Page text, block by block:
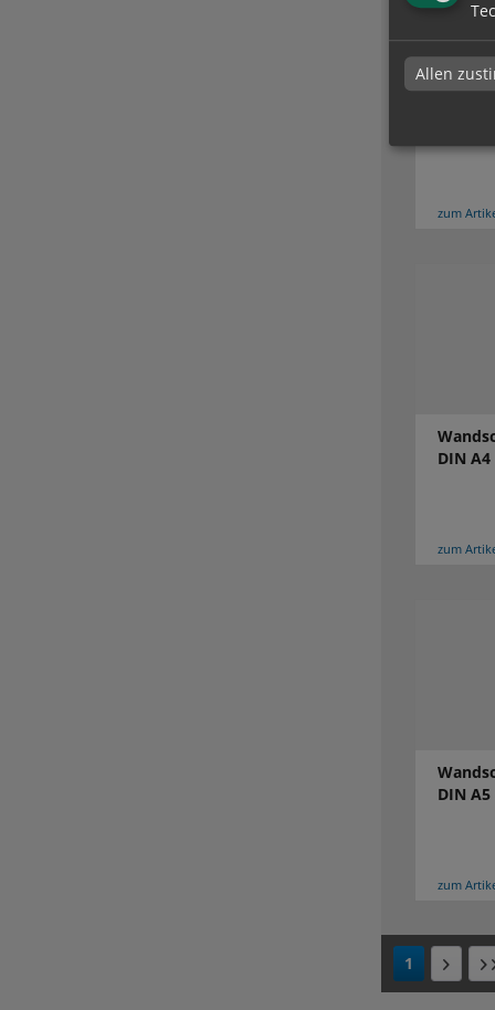
zum
DIN
zum
DIN
zum
1
Allen